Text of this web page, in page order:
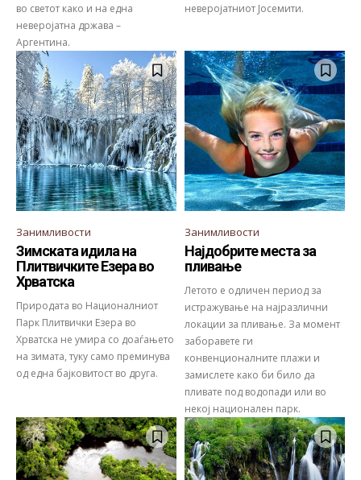
во светот како и на една
неверојатна држава –
Аргентина.
неверојатниот Јосемити.
Занимливости
Зимската идила на
Плитвичките Езера во
Хрватска
Природата во Националниот
Парк Плитвички Езера во
Хрватска не умира со доаѓањето
на зимата, туку само преминува
од една бајковитост во друга.
Занимливости
Најдобрите места за
пливање
Летото е одличен период за
истражување на најразлични
локации за пливање. За момент
заборавете ги
конвенционалните плажи и
замислете како би било да
пливате под водопади или во
некој национален парк.